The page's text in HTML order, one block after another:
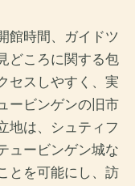
館時間、ガイドツ
どころに関する包
セスしやすく、実
ービンゲンの旧市
地は、シュティフ
ュービンゲン城な
とを可能にし、訪